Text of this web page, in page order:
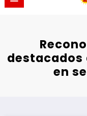
destacados
en